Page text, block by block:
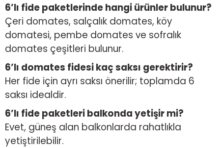
6’lı fide paketlerinde hangi ürünler bulunur?
Çeri domates, salçalık domates, köy
domatesi, pembe domates ve sofralık
domates çeşitleri bulunur.
6’lı domates fidesi kaç saksı gerektirir?
Her fide için ayrı saksı önerilir; toplamda 6
saksı idealdir.
6’lı fide paketleri balkonda yetişir mi?
Evet, güneş alan balkonlarda rahatlıkla
yetiştirilebilir.